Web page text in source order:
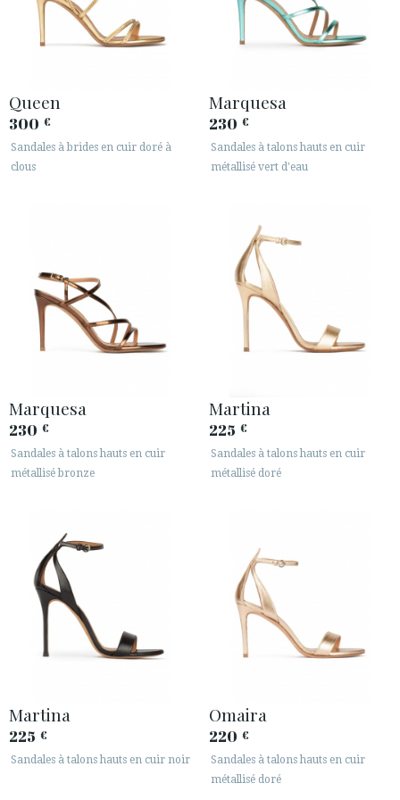
Queen
300 €
Sandales à brides en cuir doré à
clous
Marquesa
230 €
Sandales à talons hauts en cuir
métallisé vert d'eau
Marquesa
230 €
Sandales à talons hauts en cuir
métallisé bronze
Martina
225 €
Sandales à talons hauts en cuir
métallisé doré
Martina
225 €
Sandales à talons hauts en cuir noir
Omaira
220 €
Sandales à talons hauts en cuir
métallisé doré